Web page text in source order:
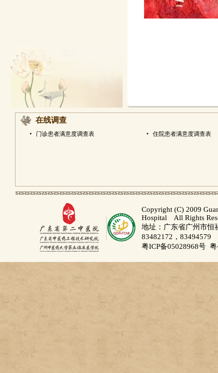
在线调查
• 门诊患者满意度调查表 • 住院患者满意度调查表
Copyright (C) 2009
Hospital All Rights
地址：广东省广州市
83482172，83494579
粤ICP备05028968号